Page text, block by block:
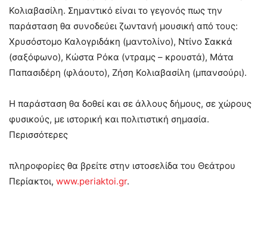
Κολιαβασίλη. Σημαντικό είναι το γεγονός πως την
παράσταση θα συνοδεύει ζωντανή μουσική από τους:
Χρυσόστομο Καλογριδάκη (μαντολίνο), Ντίνο Σακκά
(σαξόφωνο), Κώστα Ρόκα (ντραμς – κρουστά), Μάτα
Παπασιδέρη (φλάουτο), Ζήση Κολιαβασίλη (μπανσούρι).
Η παράσταση θα δοθεί και σε άλλους δήμους, σε χώρους
φυσικούς, με ιστορική και πολιτιστική σημασία.
Περισσότερες
πληροφορίες θα βρείτε στην ιστοσελίδα του Θεάτρου
Περίακτοι, www.periaktoi.gr.